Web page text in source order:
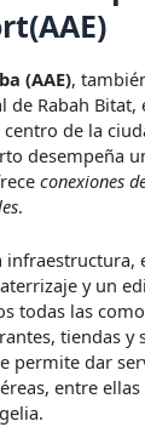
(AAE),
Rabah Bitat,
de la
desempeña
conexiones
.
y un
todas las
tiendas y
permite dar
entre